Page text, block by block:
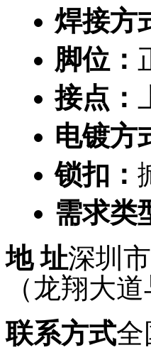
焊接方
脚位：
接点：
电镀方
锁扣：
需求类
地 址深圳
（龙翔大
联系方式全